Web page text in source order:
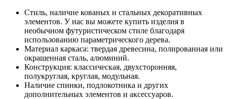
Стиль, наличие кованых и стальных декоративных
элементов. У нас вы можете купить изделия в
необычном футуристическом стиле благодаря
использованию параметрического дерева.
Материал каркаса: твердая древесина, полированная или
окрашенная сталь, алюминий.
Конструкция: классическая, двухсторонняя,
полукруглая, круглая, модульная.
Наличие спинки, подлокотника и других
дополнительных элементов и аксессуаров.